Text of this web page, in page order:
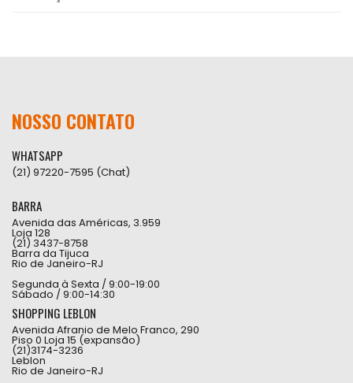
NOSSO CONTATO
WHATSAPP
(21) 97220-7595 (Chat)
BARRA
Avenida das Américas, 3.959
Loja 128
(21) 3437-8758
Barra da Tijuca
Rio de Janeiro-RJ
Segunda à Sexta / 9:00-19:00
Sábado / 9:00-14:30
SHOPPING LEBLON
Avenida Afranio de Melo Franco, 290
Piso 0 Loja 15 (expansão)
(21)3174-3236
Leblon
Rio de Janeiro-RJ